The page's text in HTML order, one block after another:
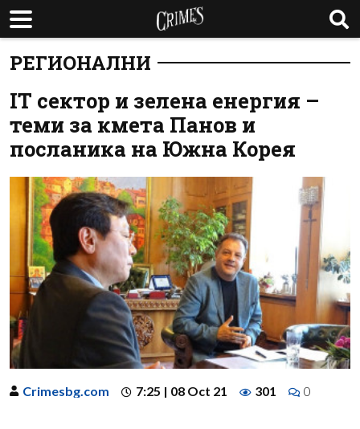
РЕГИОНАЛНИ
IT сектор и зелена енергия –
теми за кмета Панов и
посланика на Южна Корея
Crimesbg.com 7:25 | 08 Oct 21 301 0